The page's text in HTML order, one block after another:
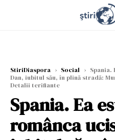
StiriDiaspora › Social › Spania.
Dan, iubitul său, în plină stradă:
Detalii terifiante
Spania. Ea
românca